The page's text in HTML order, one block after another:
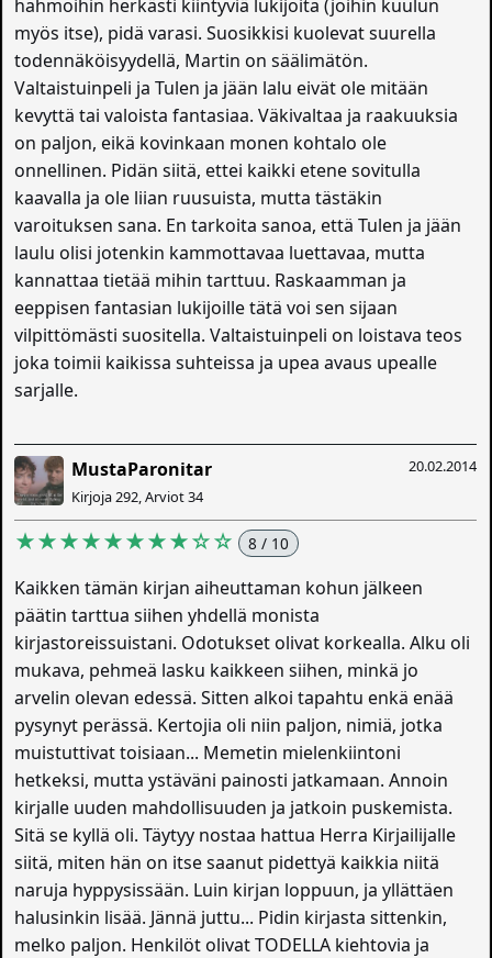
hahmoihin herkästi kiintyviä lukijoita (joihin kuulun
myös itse), pidä varasi. Suosikkisi kuolevat suurella
todennäköisyydellä, Martin on säälimätön.
Valtaistuinpeli ja Tulen ja jään lalu eivät ole mitään
kevyttä tai valoista fantasiaa. Väkivaltaa ja raakuuksia
on paljon, eikä kovinkaan monen kohtalo ole
onnellinen. Pidän siitä, ettei kaikki etene sovitulla
kaavalla ja ole liian ruusuista, mutta tästäkin
varoituksen sana. En tarkoita sanoa, että Tulen ja jään
laulu olisi jotenkin kammottavaa luettavaa, mutta
kannattaa tietää mihin tarttuu. Raskaamman ja
eeppisen fantasian lukijoille tätä voi sen sijaan
vilpittömästi suositella. Valtaistuinpeli on loistava teos
joka toimii kaikissa suhteissa ja upea avaus upealle
sarjalle.
20.02.2014
MustaParonitar
Kirjoja 292, Arviot 34
★★★★★★★★☆☆ 8 / 10
Kaikken tämän kirjan aiheuttaman kohun jälkeen
päätin tarttua siihen yhdellä monista
kirjastoreissuistani. Odotukset olivat korkealla. Alku oli
mukava, pehmeä lasku kaikkeen siihen, minkä jo
arvelin olevan edessä. Sitten alkoi tapahtu enkä enää
pysynyt perässä. Kertojia oli niin paljon, nimiä, jotka
muistuttivat toisiaan... Memetin mielenkiintoni
hetkeksi, mutta ystäväni painosti jatkamaan. Annoin
kirjalle uuden mahdollisuuden ja jatkoin puskemista.
Sitä se kyllä oli. Täytyy nostaa hattua Herra Kirjailijalle
siitä, miten hän on itse saanut pidettyä kaikkia niitä
naruja hyppysissään. Luin kirjan loppuun, ja yllättäen
halusinkin lisää. Jännä juttu... Pidin kirjasta sittenkin,
melko paljon. Henkilöt olivat TODELLA kiehtovia ja